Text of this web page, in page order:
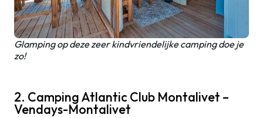
Glamping op deze zeer kindvriendelijke camping doe je
zo!
2. Camping Atlantic Club Montalivet –
Vendays-Montalivet